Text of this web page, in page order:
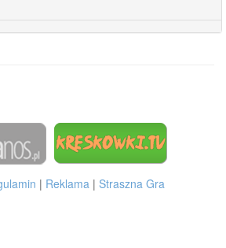
| Reklama | Straszna Gra